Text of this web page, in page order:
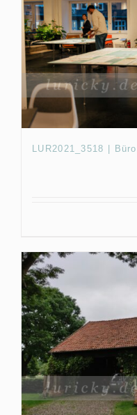
LUR2021_3518 | Büro